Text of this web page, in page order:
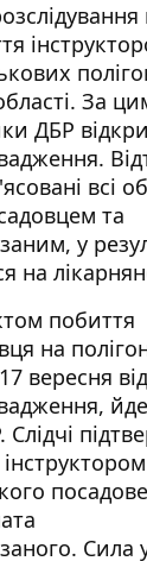
За
ДБР
.
всі
та
у
на
побиття
на
вересня
Слідчі
Сила